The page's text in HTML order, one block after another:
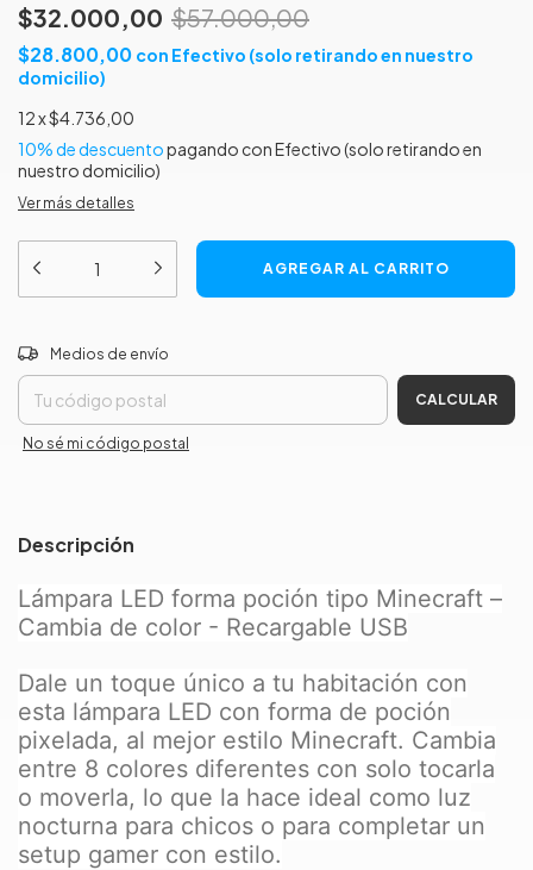
$32.000,00 $57.000,00
$28.800,00 con Efectivo (solo retirando en nuestro
domicilio)
12x$4.736,00
10% de descuentopagando con Efectivo (solo retirando en
nuestro domicilio)
Ver más detalles
Entregas para el CP:
Medios de envío
CALCULAR
No sé mi código postal
Descripción
Lámpara LED forma poción tipo Minecraft –
Cambia de color - Recargable USB
Dale un toque único a tu habitación con
esta lámpara LED con forma de poción
pixelada, al mejor estilo Minecraft. Cambia
entre 8 colores diferentes con solo tocarla
o moverla, lo que la hace ideal como luz
nocturna para chicos o para completar un
setup gamer con estilo.